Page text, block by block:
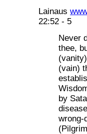
Lainaus
22:52 - 5
Never
thee,
(vain)
by
wrong-